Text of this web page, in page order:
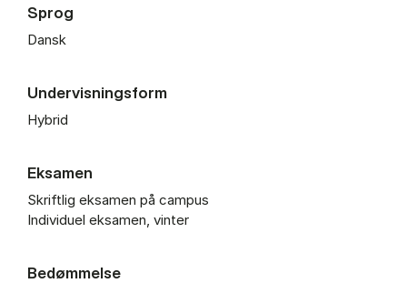
Sprog
Dansk
Undervisningsform
Hybrid
Eksamen
Skriftlig eksamen på campus
Individuel eksamen, vinter
Bedømmelse